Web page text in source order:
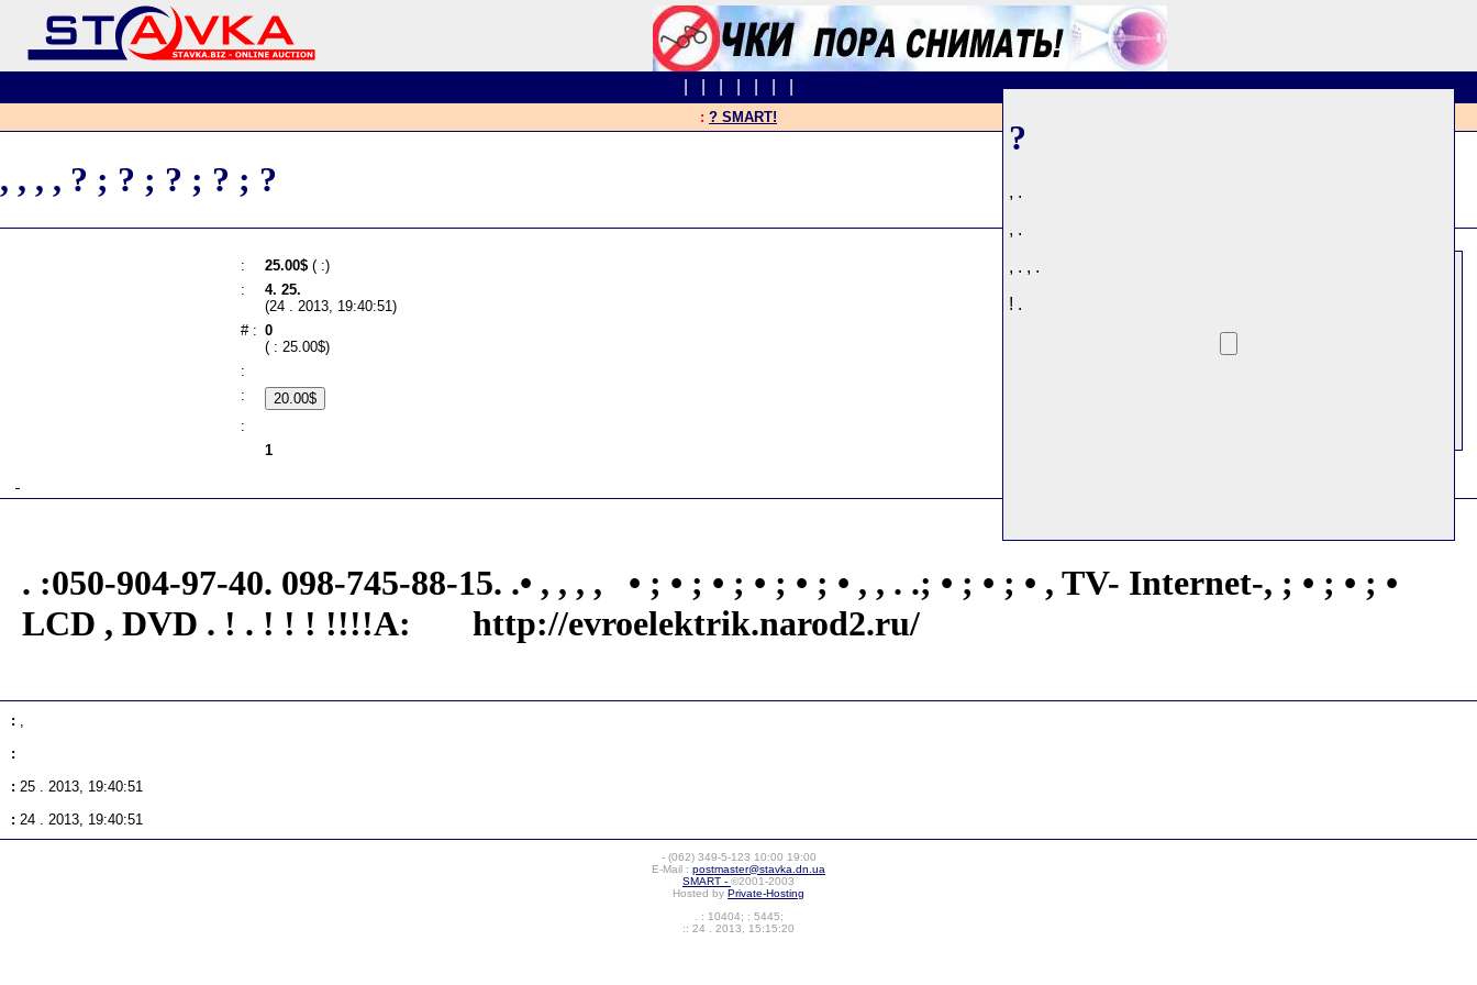
?
, .
, .
, . , .
! .
: ? SMART!
, , , , ? ; ? ; ? ; ? ; ?
:()
: 25.00$ ( :)
:
4. 25.
(24 . 2013, 19:40:51)
# : 0
( : 25.00$)
:
:
:
1
. :050-904-97-40. 098-745-88-15. .• , , , , • ; • ; • ; • ; • ; • , , . .; • ; • ; • , TV- Internet-, ; • ; • ; •
LCD , DVD . ! . ! ! ! !!!!A: http://evroelektrik.narod2.ru/
:
:
: 25 . 2013, 19:40:51
: 24 . 2013, 19:40:51
- (062) 349-5-123 10:00 19:00
E-Mail : postmaster@stavka.dn.ua
SMART - ©2001-2003
Hosted by Private-Hosting
. : 10404; : 5445;
:: 24 . 2013, 15:15:20